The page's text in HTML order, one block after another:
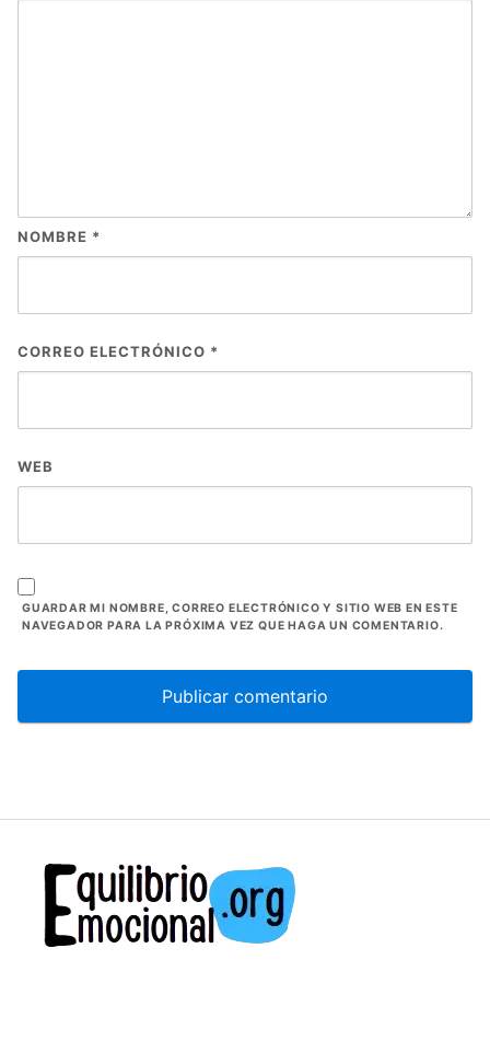
NOMBRE *
CORREO ELECTRÓNICO *
WEB
GUARDAR MI NOMBRE, CORREO ELECTRÓNICO Y SITIO WEB EN ESTE
NAVEGADOR PARA LA PRÓXIMA VEZ QUE HAGA UN COMENTARIO.